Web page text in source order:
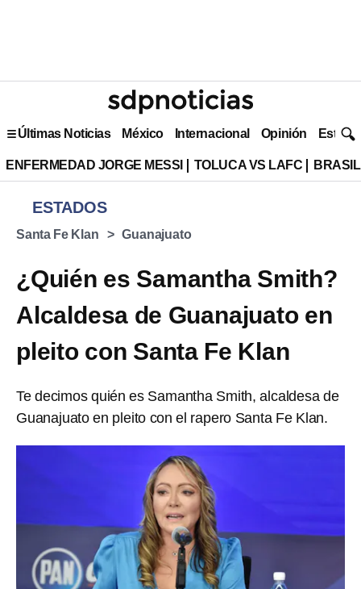
Últimas Noticias México Internacional Opinión Estilo
ENFERMEDAD JORGE MESSI TOLUCA VS LAFC
ESTADOS
Santa Fe Klan Guanajuato
¿Quién es Samantha Smith?
Alcaldesa de Guanajuato en
pleito con Santa Fe Klan
Te decimos quién es Samantha Smith, alcaldesa de
Guanajuato en pleito con el rapero Santa Fe Klan.